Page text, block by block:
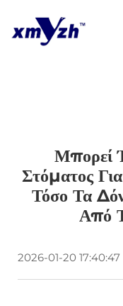
Μπορεί
Στόματος
Τόσο Τα
Από
2026-01-20 17:40:47